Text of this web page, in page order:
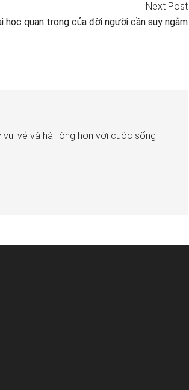
Next Post
học quan trọng của đời người cần suy ngẫm
vẻ và hài lòng hơn với cuộc sống